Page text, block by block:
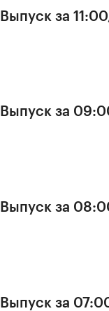
за
Выпуск за
Выпуск за
Выпуск за